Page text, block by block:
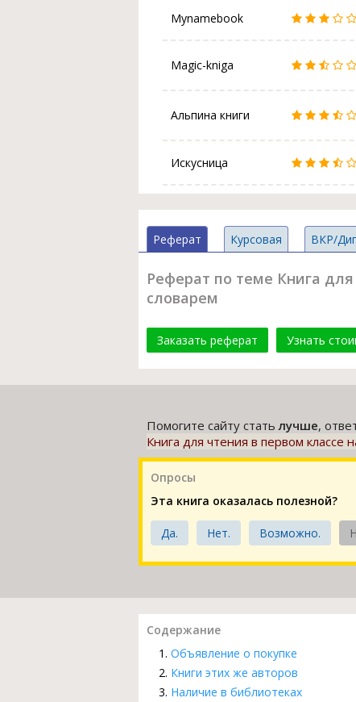
Mynamebook
Magic-kniga
Альпина книги
Искусница
Реферат Курсовая ВКР/
Реферат по теме Книга
словарем
Заказать реферат Узнать
Помогите сайту статьлучше,
Книга для чтения в первом классе
Опросы
Эта книга оказалась полезной?
Да. Нет. Возможно.
Содержание
Объявление о покупке
Книги этих же авторов
Наличие в библиотеках